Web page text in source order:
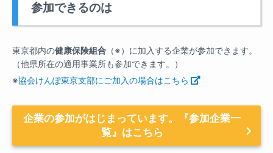
参加できるのは
東京都内の健康保険組合 （※）に加入する企業が参加できます。
（他県所在の適用事業所も参加できます。）
※協会けんぽ東京支部にご加入の場合はこちら
企業の参加がはじまっています。『参加企業一
覧』はこちら